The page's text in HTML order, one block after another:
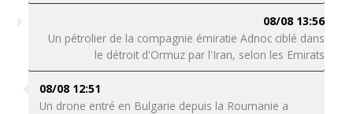
08/08 13:56
Un pétrolier de la compagnie émiratie Adnoc ciblé dans
le détroit d'Ormuz par l'Iran, selon les Emirats
08/08 12:51
Un drone entré en Bulgarie depuis la Roumanie a